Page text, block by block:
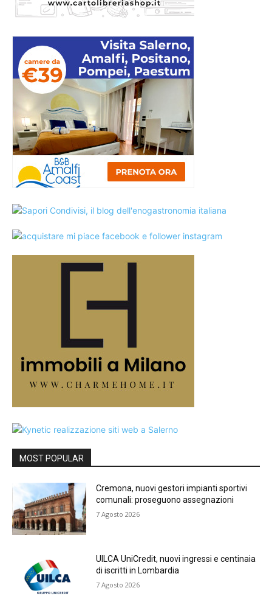
MOST POPULAR
Cremona, nuovi gestori impianti sportivi
comunali: proseguono assegnazioni
7 Agosto 2026
UILCA UniCredit, nuovi ingressi e centinaia
di iscritti in Lombardia
7 Agosto 2026